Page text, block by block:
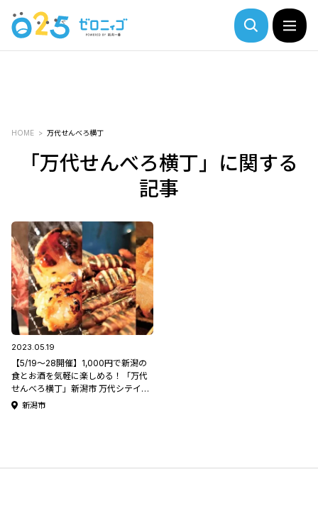
HOME 万代せんべろ横丁
「万代せんべろ横丁」に関する
記事
2023.05.19
【5/19～28開催】1,000円で新潟の
食とお酒を気軽に楽しめる！「万代
せんべろ横丁」新潟市 万代シテイパ
ークで開催♪
新潟市